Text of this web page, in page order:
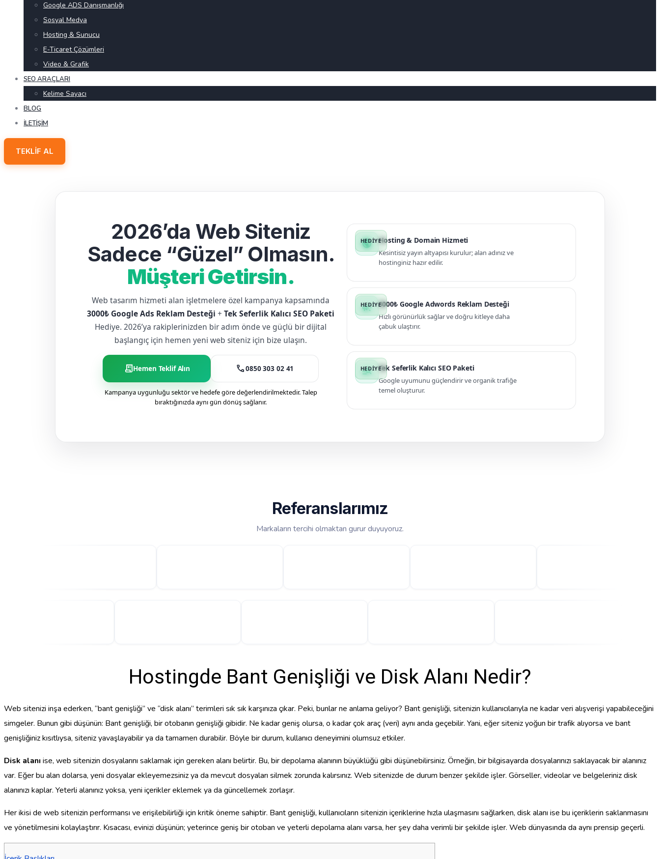
Google ADS Danışmanlığı
Sosyal Medya
Hosting & Sunucu
E-Ticaret Çözümleri
Video & Grafik
SEO ARAÇLARI
Kelime Sayacı
BLOG
İLETIŞIM
TEKLIF AL
2026’da Web Siteniz
Sadece “Güzel” Olmasın.
Müşteri Getirsin.
Web tasarım hizmeti alan işletmelere özel kampanya kapsamında
3000₺ Google Ads Reklam Desteği +Tek Seferlik Kalıcı SEO Paketi
Hediye. 2026’ya rakiplerinizden bir adım önde ve güçlü bir dijital
başlangıç için hemen yeni web siteniz için bize ulaşın.
receipt_longHemen Teklif Alın call0850 303 02 41
Kampanya uygunluğu sektör ve hedefe göre değerlendirilmektedir. Talep
bıraktığınızda aynı gün dönüş sağlanır.
public Hosting & Domain Hizmeti
Kesintisiz yayın altyapısı kurulur; alan adınız ve
hostinginiz hazır edilir.
campaign 3000₺ Google Adwords Reklam Desteği
Hızlı görünürlük sağlar ve doğru kitleye daha
çabuk ulaştırır.
manage_search Tek Seferlik Kalıcı SEO Paketi
Google uyumunu güçlendirir ve organik trafiğe
temel oluşturur.
Referanslarımız
Markaların tercihi olmaktan gurur duyuyoruz.
Hostingde Bant Genişliği ve Disk Alanı Nedir?
Web sitenizi inşa ederken, “bant genişliği” ve “disk alanı” terimleri sık sık karşınıza çıkar. Peki, bunlar ne anlama geliyor? Bant genişliği, sitenizin kullanıcılarıyla ne kadar veri alışverişi yapabileceğini
simgeler. Bunun gibi düşünün: Bant genişliği, bir otobanın genişliği gibidir. Ne kadar geniş olursa, o kadar çok araç (veri) aynı anda geçebilir. Yani, eğer siteniz yoğun bir trafik alıyorsa ve bant
genişliğiniz kısıtlıysa, siteniz yavaşlayabilir ya da tamamen durabilir. Böyle bir durum, kullanıcı deneyimini olumsuz etkiler.
Disk alanı ise, web sitenizin dosyalarını saklamak için gereken alanı belirtir. Bu, bir depolama alanının büyüklüğü gibi düşünebilirsiniz. Örneğin, bir bilgisayarda dosyalarınızı saklayacak bir alanınız
var. Eğer bu alan dolarsa, yeni dosyalar ekleyemezsiniz ya da mevcut dosyaları silmek zorunda kalırsınız. Web sitenizde de durum benzer şekilde işler. Görseller, videolar ve belgeleriniz disk
alanınızı kaplar. Yeterli alanınız yoksa, yeni içerikler eklemek ya da güncellemek zorlaşır.
Her ikisi de web sitenizin performansı ve erişilebilirliği için kritik öneme sahiptir. Bant genişliği, kullanıcıların sitenizin içeriklerine hızla ulaşmasını sağlarken, disk alanı ise bu içeriklerin saklanmasını
ve yönetilmesini kolaylaştırır. Kısacası, evinizi düşünün; yeterince geniş bir otoban ve yeterli depolama alanı varsa, her şey daha verimli bir şekilde işler. Web dünyasında da aynı prensip geçerli.